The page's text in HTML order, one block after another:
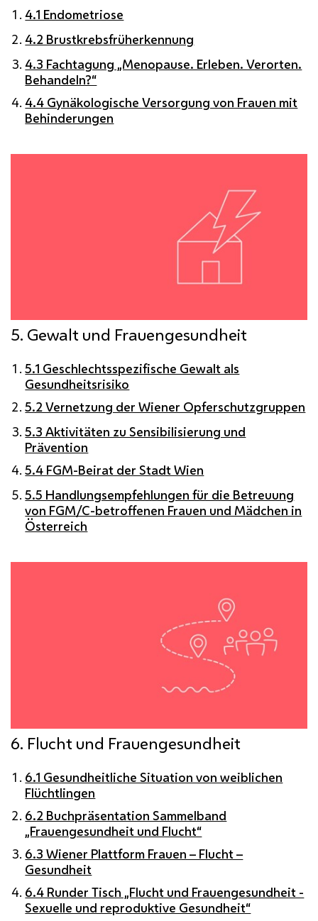
4.1 Endometriose
4.2 Brustkrebsfrüherkennung
4.3 Fachtagung „Menopause. Erleben. Verorten.
Behandeln?“
4.4 Gynäkologische Versorgung von Frauen mit
Behinderungen
5. Gewalt und Frauengesundheit
5.1 Geschlechtsspezifische Gewalt als
Gesundheitsrisiko
5.2 Vernetzung der Wiener Opferschutzgruppen
5.3 Aktivitäten zu Sensibilisierung und
Prävention
5.4 FGM-Beirat der Stadt Wien
5.5 Handlungsempfehlungen für die Betreuung
von FGM/C-betroffenen Frauen und Mädchen in
Österreich
6. Flucht und Frauengesundheit
6.1 Gesundheitliche Situation von weiblichen
Flüchtlingen
6.2 Buchpräsentation Sammelband
„Frauengesundheit und Flucht“
6.3 Wiener Plattform Frauen – Flucht –
Gesundheit
6.4 Runder Tisch „Flucht und Frauengesundheit -
Sexuelle und reproduktive Gesundheit“